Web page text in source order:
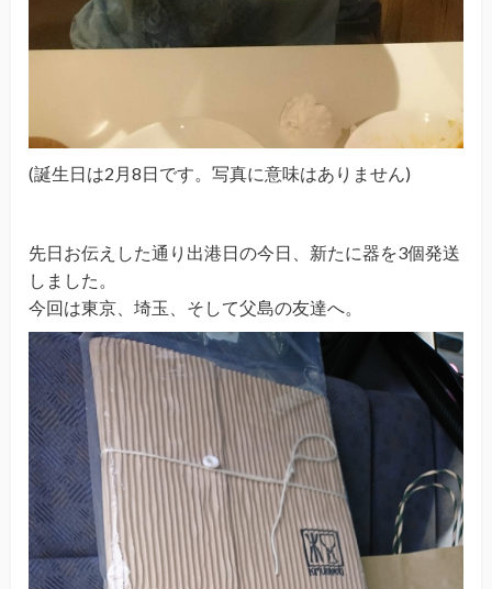
(誕生日は2月8日です。写真に意味はありません)
先日お伝えした通り出港日の今日、新たに器を3個発送
しました。
今回は東京、埼玉、そして父島の友達へ。